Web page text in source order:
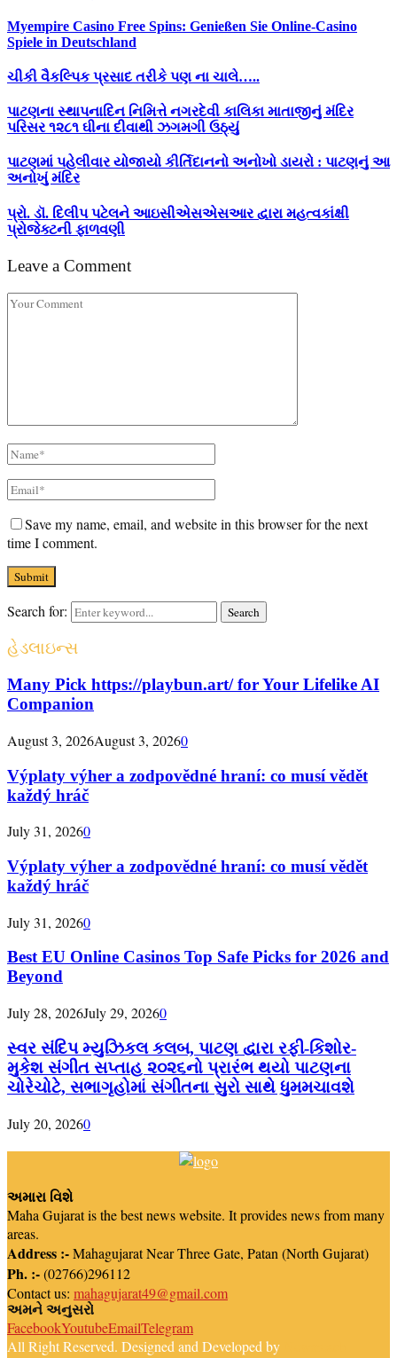
Myempire Casino Free Spins: Genießen Sie Online-Casino
Spiele in Deutschland
ચીકી વૈકલ્પિક પ્રસાદ તરીકે પણ ના ચાલે…..
પાટણના સ્થાપનાદિન નિમિત્તે નગરદેવી કાલિકા માતાજીનું મંદિર
પરિસર ૧૨૮૧ ઘીના દીવાથી ઝગમગી ઉઠ્યું
પાટણમાં પહેલીવાર યોજાયો કીર્તિદાનનો અનોખો ડાયરો : પાટણનું આ
અનોખું મંદિર
પ્રો. ડૉ. દિલીપ પટેલને આઇસીએસએસઆર દ્વારા મહત્વકાંક્ષી
પ્રોજેક્ટની ફાળવણી
Leave a Comment
Save my name, email, and website in this browser for the next
time I comment.
Search for: Search
હેડલાઇન્સ
Many Pick https://playbun.art/ for Your Lifelike AI
Companion
August 3, 2026August 3, 20260
Výplaty výher a zodpovědné hraní: co musí vědět
každý hráč
July 31, 20260
Výplaty výher a zodpovědné hraní: co musí vědět
každý hráč
July 31, 20260
Best EU Online Casinos Top Safe Picks for 2026 and
Beyond
July 28, 2026July 29, 20260
સ્વર સંદિપ મ્યુઝિકલ કલબ, પાટણ દ્વારા રફી-કિશોર-
મુકેશ સંગીત સપ્તાહ ૨૦૨૬નો પ્રારંભ થયો પાટણના
ચોરેચોટે, સભાગૃહોમાં સંગીતના સુરો સાથે ધુમમચાવશે
July 20, 20260
અમારા વિશે
Maha Gujarat is the best news website. It provides news from many
areas.
Address :-Mahagujarat Near Three Gate, Patan (North Gujarat)
Ph. :-(02766)296112
Contact us: mahagujarat49@gmail.com
અમને અનુસરો
FacebookYoutubeEmailTelegram
All Right Reserved. Designed and Developed by